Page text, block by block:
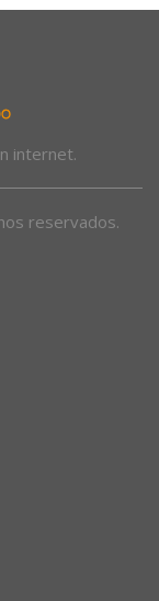
internet.
reservados.